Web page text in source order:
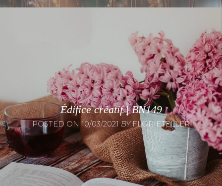
Édifice créatif | BN149
POSTED ON 10/03/2021BYFLORIETELLER